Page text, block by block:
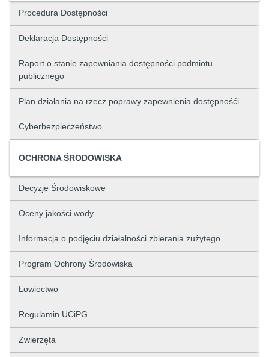
Procedura Dostępności
Deklaracja Dostępności
Raport o stanie zapewniania dostępności podmiotu
publicznego
Plan działania na rzecz poprawy zapewnienia dostępnośći...
Cyberbezpieczeństwo
OCHRONA ŚRODOWISKA
Decyzje Środowiskowe
Oceny jakości wody
Informacja o podjęciu działalności zbierania zużytego...
Program Ochrony Środowiska
Łowiectwo
Regulamin UCiPG
Zwierzęta